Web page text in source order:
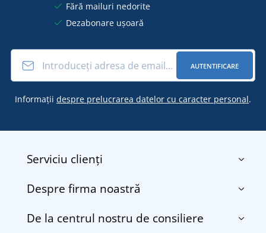
Fără mailuri nedorite
Dezabonare ușoară
AUTENTIFICARE
Informații despre prelucrarea datelor cu caracter personal.
Serviciu clienți
Contact
Transport și plată
Despre firma noastră
Despre noi
De la centrul nostru de consiliere